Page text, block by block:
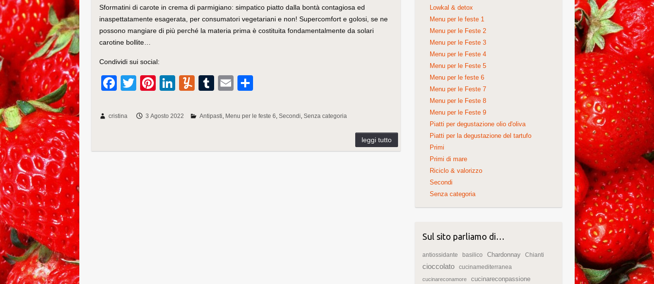
Sformatini di carote in crema di parmigiano: simpatico piatto dalla bontà contagiosa ed
inaspettatamente esagerata, per consumatori vegetariani e non! Supercomfort e golosi, se ne
possono mangiare di più perché la materia prima è costituita fondamentalmente da solari
carotine bollite…
Condividi sui social:
F
c
T
tt
Pi
er
Li
k
Y
m
T
m
E
ail n
cristina 3 Agosto 2022 Antipasti Menu per le feste 6 Secondi Senza categoria
Lowkal & detox
Menu per le feste 1
Menu per le Feste 2
Menu per le Feste 3
Menu per le Feste 4
Menu per le Feste 5
Menu per le feste 6
Menu per le Feste 7
Menu per le Feste 8
Menu per le Feste 9
Piatti per degustazione olio d'oliva
Piatti per la degustazione del tartufo
Primi
Primi di mare
Riciclo & valorizzo
Secondi
Senza categoria
Sul sito parliamo di…
antiossidante basilico Chardonnay Chianti
cioccolato cucinamediterranea
cucinareconamore cucinareconpassione